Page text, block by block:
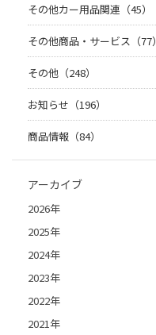
その他カー用品関連（45）
その他商品・サービス（77）
その他（248）
お知らせ（196）
商品情報（84）
アーカイブ
2026年
2025年
2024年
2023年
2022年
2021年